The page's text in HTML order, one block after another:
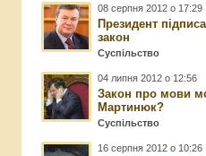
08 серпня 2012 о 17:29
Президент
закон
Суспільство
04 липня 2012 о 12:56
Закон про мови
Мартинюк?
Суспільство
16 серпня 2012 о 10:26